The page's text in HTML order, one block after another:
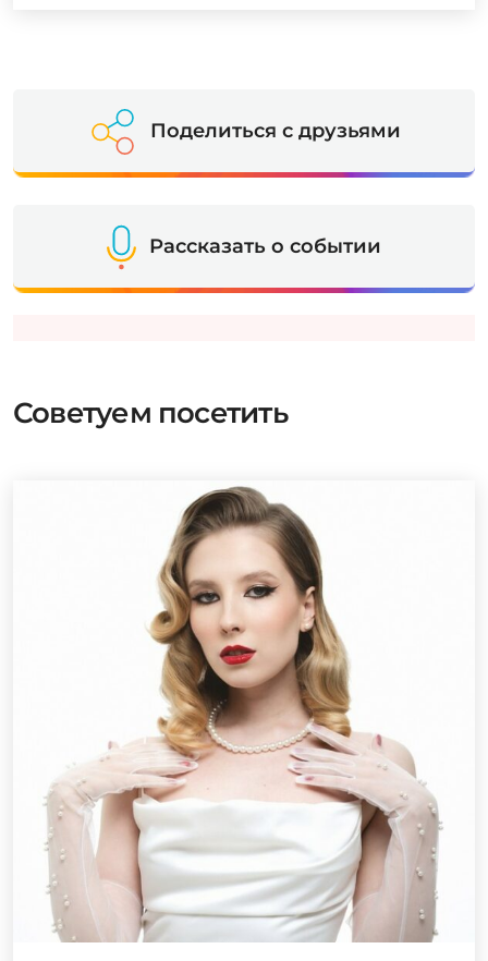
Поделиться с друзьями
Рассказать о событии
Советуем посетить